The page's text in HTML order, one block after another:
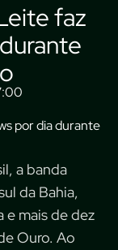
faz
a banda
da Bahia,
e mais de dez
Ouro. Ao